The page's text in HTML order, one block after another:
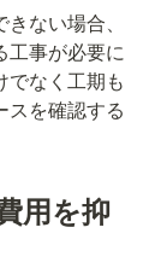
ない場合、
工事が必要に
でなく工期も
スを確認する
用を抑